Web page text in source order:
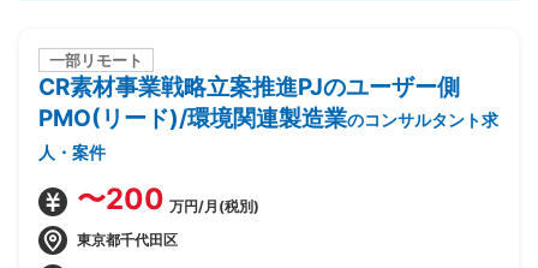
一部リモート
CR素材事業戦略立案推進PJのユーザー側
PMO(リード)/環境関連製造業のコンサルタント求
人・案件
〜200 万円/月(税別)
東京都千代田区